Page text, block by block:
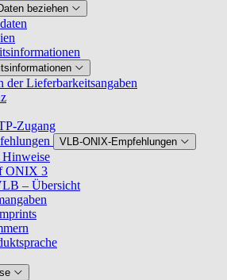
beziehen
der Lieferbarkeitsangaben
Zugang
VLB-ONIX-Empfehlungen
ONIX 3
– Übersicht